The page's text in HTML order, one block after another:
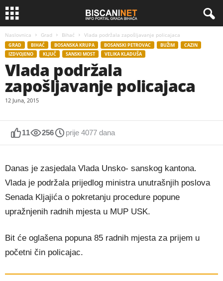
Naslovnica Grad Bihać Vlada podržala zapošljavanje policajaca
GRAD BIHAĆ BOSANSKA KRUPA BOSANSKI PETROVAC BUŽIM
CAZIN
IZDVOJENO
KLJUČ SANSKI MOST VELIKA KLADUŠA
Vlada podržala
zapošljavanje policajaca
12 Juna, 2015
11 256 prije 4077 dana
Danas je zasjedala Vlada Unsko- sanskog kantona.
Vlada je podržala prijedlog ministra unutrašnjih poslova
Senada Kljajića o pokretanju procedure popune
upražnjenih radnih mjesta u MUP USK.
Bit će oglašena popuna 85 radnih mjesta za prijem u
početni čin policajac.